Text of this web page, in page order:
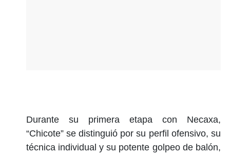
Durante su primera etapa con Necaxa,
“Chicote” se distinguió por su perfil ofensivo, su
técnica individual y su potente golpeo de balón,